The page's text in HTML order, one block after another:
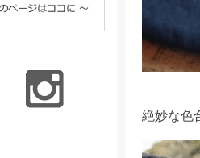
絶妙な色